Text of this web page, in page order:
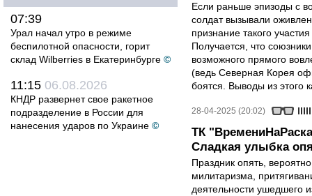
07:39
Урал начал утро в режиме
беспилотной опасности, горит
склад Wilberries в Екатеринбурге ©
11:15 06.08.2026
КНДР развернет свое ракетное
подразделение в России для
нанесения ударов по Украине ©
Если раньше эпизоды с
солдат вызывали
признание такого
Получается, что
возможного прямого
(ведь Северная Корея
боятся. Выводы из этого
28-04-2025 (20:02)
ТК
Сладкая улыбка
Праздник опять,
милитаризма,
деятельности ушедшего